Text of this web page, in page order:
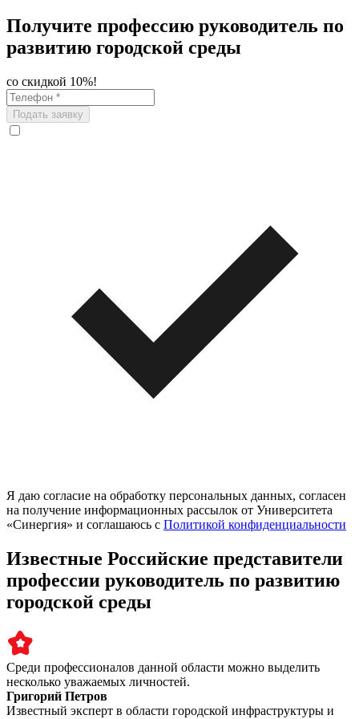
Получите профессию руководитель по
развитию городской среды
со скидкой 10%!
Подать заявку
Я даю согласие на обработку персональных данных, согласен
на получение информационных рассылок от Университета
«Синергия» и соглашаюсь c Политикой конфиденциальности
Известные Российские представители
профессии руководитель по развитию
городской среды
Среди профессионалов данной области можно выделить
несколько уважаемых личностей.
Григорий Петров
Известный эксперт в области городской инфраструктуры и